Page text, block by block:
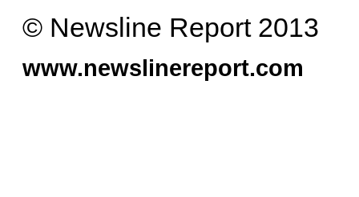
© Newsline Report 2013
www.newslinereport.com